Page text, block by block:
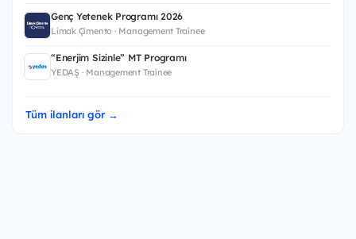
Genç Yetenek Programı 2026
Limak Çimento · Management Trainee
“Enerjim Sizinle” MT Programı
YEDAŞ · Management Trainee
Tüm ilanları gör →